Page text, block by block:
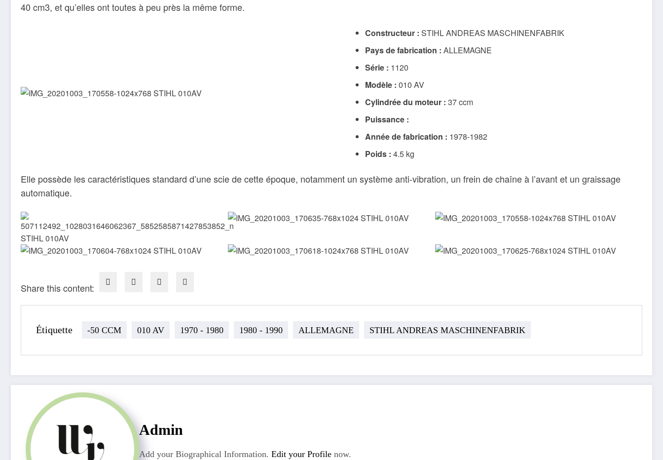
40 cm3, et qu’elles ont toutes à peu près la même forme.
Constructeur : STIHL ANDREAS MASCHINENFABRIK
Pays de fabrication : ALLEMAGNE
Série : 1120
Modèle : 010 AV
Cylindrée du moteur : 37 ccm
Puissance :
Année de fabrication : 1978-1982
Poids :4.5 kg
Elle possède les caractéristiques standard d’une scie de cette époque, notamment un système anti-vibration, un frein de chaîne à l’avant et un graissage
automatique.
Share this content:
Étiquette -50 CCM 010 AV 1970 - 1980 1980 - 1990 ALLEMAGNE STIHL ANDREAS MASCHINENFABRIK
Admin
Add your Biographical Information. Edit your Profile now.